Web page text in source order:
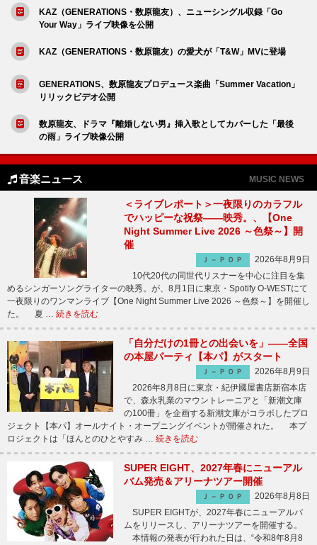
KAZ（GENERATIONS・数原龍友）、ニューシングル収録「Go
Your Way」ライブ映像を公開
KAZ（GENERATIONS・数原龍友）の愛犬が「T&W」MVに登場
GENERATIONS、数原龍友プロデュース楽曲「Summer Vacation」
リリックビデオ公開
数原龍友、ドラマ『離婚しない男』挿入歌としてカバーした「最後
の雨」ライブ映像公開
音楽ニュース MUSIC NEWS
＜ライブレポート＞一夜限りのカラフル
でハッピーな祝祭――映秀。、【One
Night Summer Live 2026 ～色祭～】開
催
Ｊ－ＰＯＰ
2026年8月9日
10代20代の同世代リスナーを中心に注目を集
めるシンガーソングライターの映秀。が、8月1日に東京・Spotify O-WESTにて
一夜限りのワンマンライブ【One Night Summer Live 2026 ～色祭～】を開催し
た。 夏 … 続きを読む
「自分だけの1冊との出会いを」――全国
の本屋パーティ【本パ】がスタート
Ｊ－ＰＯＰ
2026年8月9日
2026年8月8日に東京・紀伊國屋書店新宿本店
で、森永乳業のマウントレーニアと「新潮文庫
の100冊」を企画する新潮文庫がコラボしたプロ
ジェクト【本パ】オールナイト・オープニングイベントが開催された。 本プ
ロジェクトは「ほんとのひとやすみ … 続きを読む
SUPER EIGHT、2027年春にニューアル
バム発売＆アリーナツアー開催
Ｊ－ＰＯＰ
2026年8月8日
SUPER EIGHTが、2027年春にニューアルバ
ムをリリースし、アリーナツアーを開催する。
本情報の発表が行われた日は、“令和8年8月8